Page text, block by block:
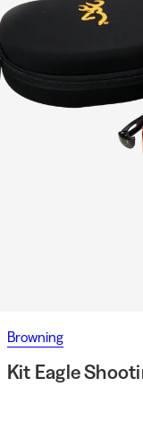
Browning
Kit Eagle